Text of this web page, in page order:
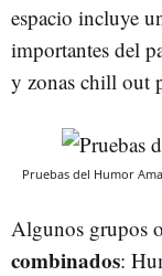
espacio incluye
importantes del
y zonas chill out
Pruebas del Humor
Algunos grupos
combinados: